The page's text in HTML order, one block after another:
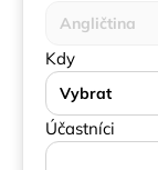
Angličtina
Kdy
Vybrat
Účastníci